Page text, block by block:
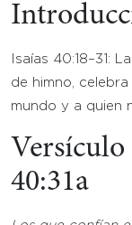
Isaías 40:18–31:
de himno,
mundo y a quien
Versículo
40:31a